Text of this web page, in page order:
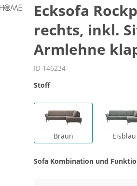
Ecksofa
rechts, inkl.
Armlehne
ID 146234
Stoff
Braun Eisblau
Sofa Kombination und